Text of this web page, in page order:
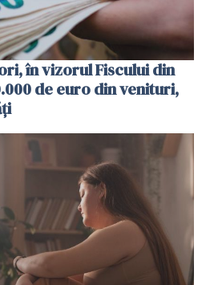
în vizorul Fiscului din
de euro din venituri,